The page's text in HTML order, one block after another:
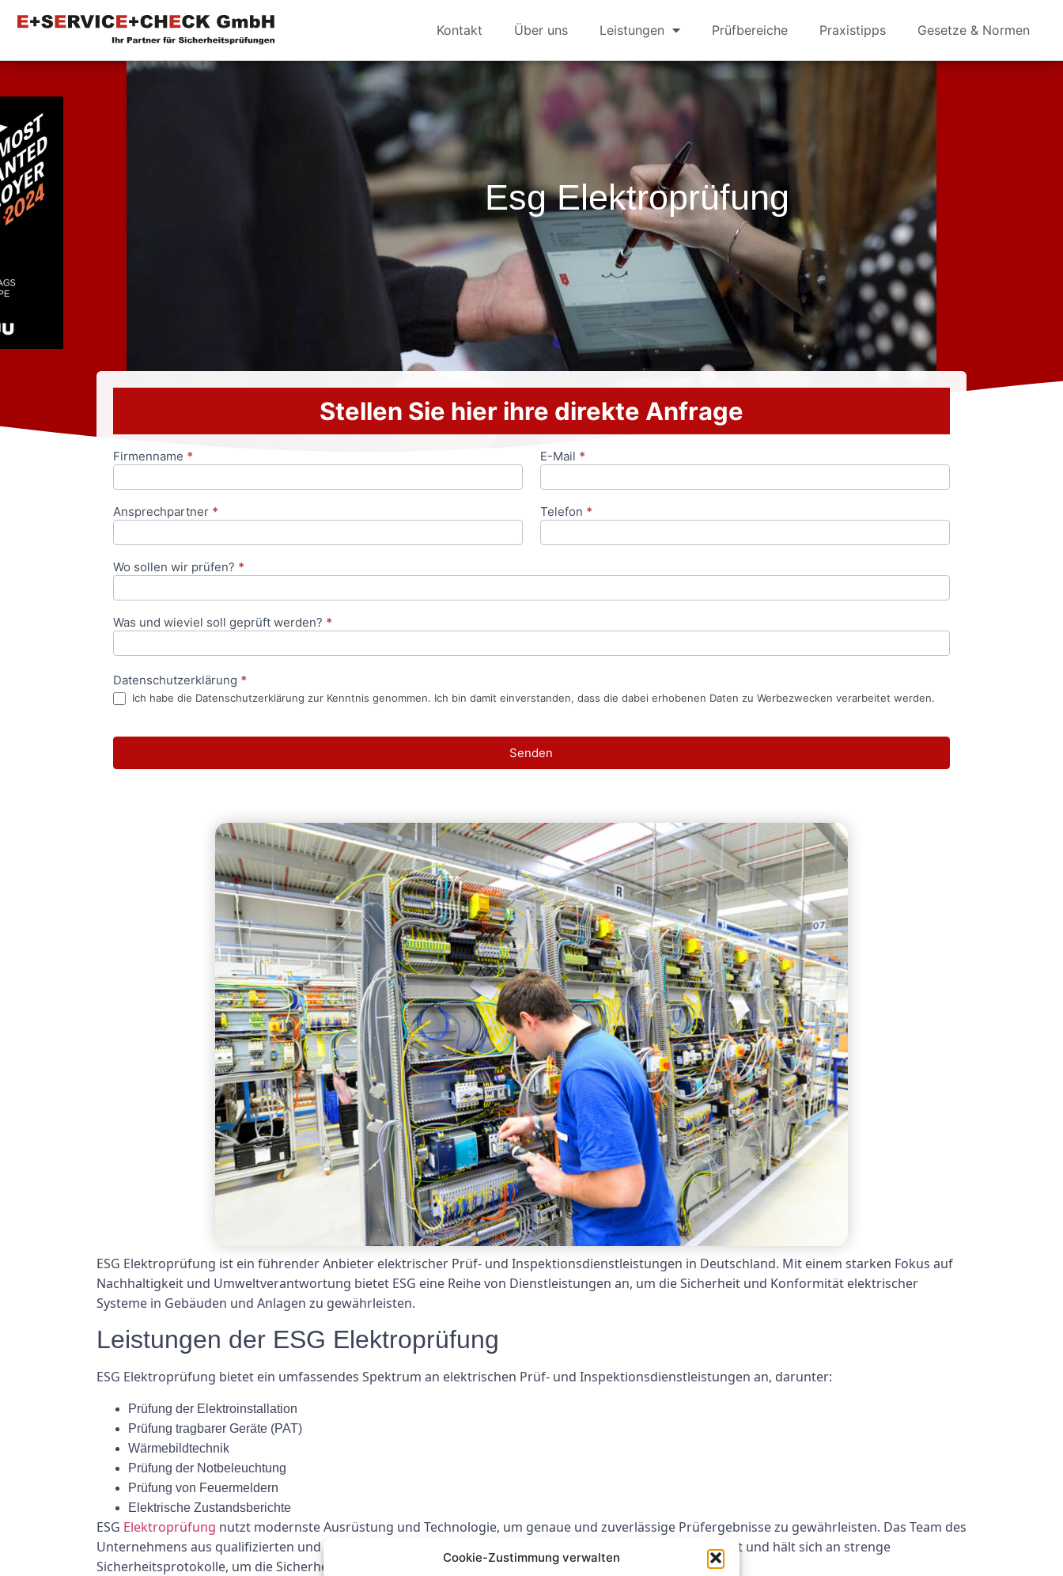
Cookie-Zustimmung verwalten
Kontakt Über uns Leistungen Prüfbereiche Praxistipps Gesetze & Normen
Esg Elektroprüfung
Stellen Sie hier ihre direkte Anfrage
Anfrageformular
Firmenname * E-Mail *
Ansprechpartner * Telefon *
Wo sollen wir prüfen? *
Was und wieviel soll geprüft werden? *
Datenschutzerklärung *
Ich habe die Datenschutzerklärung zur Kenntnis genommen. Ich bin damit einverstanden, dass die dabei erhobenen Daten zu Werbezwecken verarbeitet werden.
Senden
ESG Elektroprüfung ist ein führender Anbieter elektrischer Prüf- und Inspektionsdienstleistungen in Deutschland. Mit einem starken Fokus auf
Nachhaltigkeit und Umweltverantwortung bietet ESG eine Reihe von Dienstleistungen an, um die Sicherheit und Konformität elektrischer
Systeme in Gebäuden und Anlagen zu gewährleisten.
Leistungen der ESG Elektroprüfung
ESG Elektroprüfung bietet ein umfassendes Spektrum an elektrischen Prüf- und Inspektionsdienstleistungen an, darunter:
Prüfung der Elektroinstallation
Prüfung tragbarer Geräte (PAT)
Wärmebildtechnik
Prüfung der Notbeleuchtung
Prüfung von Feuermeldern
Elektrische Zustandsberichte
ESG Elektroprüfung nutzt modernste Ausrüstung und Technologie, um genaue und zuverlässige Prüfergebnisse zu gewährleisten. Das Team des
Unternehmens aus qualifizierten und erfahrenen Ingenieuren ist nach den höchsten Standards ausgebildet und hält sich an strenge
Sicherheitsprotokolle, um die Sicherheit sowohl des Kunden als auch der Umwelt zu gewährleisten.